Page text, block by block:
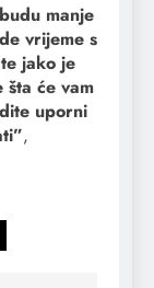
manje
vrijeme s
jako je
šta će vam
uporni
,